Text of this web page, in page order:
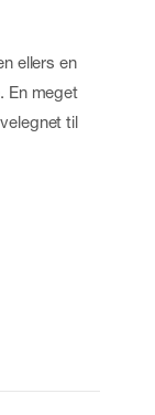
ellers en
En meget
til